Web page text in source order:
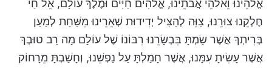
אֱלֹהֵינוּ וֵאלֹהֵי אֲבֹתֵינוּ, אֱלֹהִים חַיִּים וּמֶלֶךְ עוֹלָם, אֵל חַי
חֶלְקֵנוּ צוּרֵנוּ, צַוֵּה לְהַצִּיל יְדִידוּת שְׁאֵרֵינוּ מִשַּׁחַת לְמַעַן
בְּרִיתְךָ אֲשֶׁר שַׂמְתָּ בִּבְשָׂרֵנוּ רִבּוֹנוֹ שֶׁל עוֹלָם מָה רַב טוּבְךָ
אֲשֶׁר עָשִׂיתָ עִמָּנוּ, אֲשֶׁר חָמַלְתָּ עַל נַפְשֵׁנוּ, וְחָשַׁבְתָּ מֵרָחוֹק